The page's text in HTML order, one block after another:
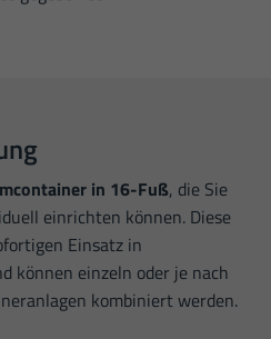
in 16-Fuß, die Sie
einrichten können. Diese
Einsatz in
können einzeln oder je nach
kombiniert werden.